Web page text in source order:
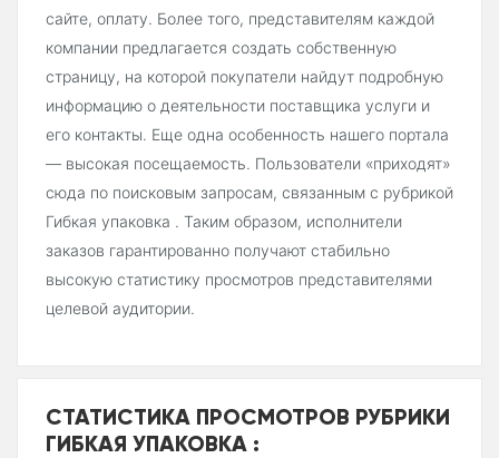
сайте, оплату. Более того, представителям каждой
компании предлагается создать собственную
страницу, на которой покупатели найдут подробную
информацию о деятельности поставщика услуги и
его контакты. Еще одна особенность нашего портала
— высокая посещаемость. Пользователи «приходят»
сюда по поисковым запросам, связанным с рубрикой
Гибкая упаковка . Таким образом, исполнители
заказов гарантированно получают стабильно
высокую статистику просмотров представителями
целевой аудитории.
СТАТИСТИКА ПРОСМОТРОВ РУБРИКИ
ГИБКАЯ УПАКОВКА :